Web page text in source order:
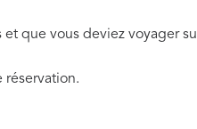
que vous deviez voyager